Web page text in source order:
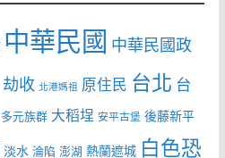
中華民國 中華民國政
劫收 北港媽祖 原住民 台北 台
多元族群 大稻埕 安平古堡 後藤新平
淡水 淪陷 澎湖 熱蘭遮城 白色恐